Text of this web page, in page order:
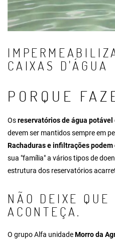
CAIXAS D'ÁGUA
PORQUE
Osreservatórios de água potável
devem ser mantidos sempre em
Rachaduras e infiltrações
sua "família" a vários tipos de
estrutura dos reservatórios
NÃO DEIXE QUE
ACONTEÇA.
O grupo Alfa unidadeMorro da